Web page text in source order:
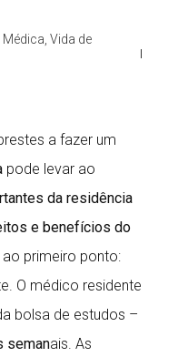
Médica Vida de
a fazer um
pode levar ao
da residência
e benefícios do
primeiro ponto:
O médico residente
bolsa de estudos –
semanais. As